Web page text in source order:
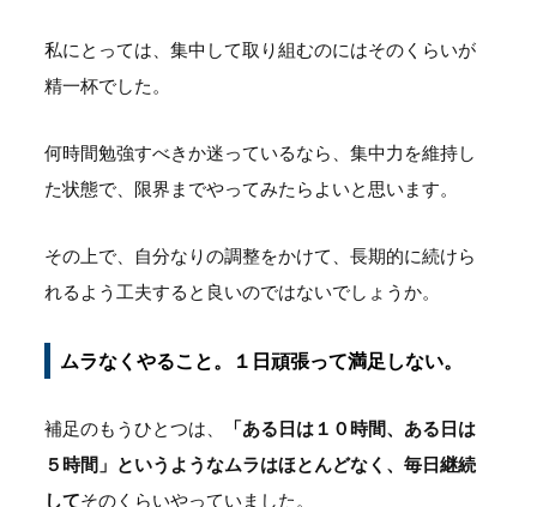
私にとっては、集中して取り組むのにはそのくらいが
精一杯でした。
何時間勉強すべきか迷っているなら、集中力を維持し
た状態で、限界までやってみたらよいと思います。
その上で、自分なりの調整をかけて、長期的に続けら
れるよう工夫すると良いのではないでしょうか。
ムラなくやること。１日頑張って満足しない。
補足のもうひとつは、
「ある日は１０時間、ある日は
５時間」というようなムラはほとんどなく、毎日継続
してそのくらいやっていました。